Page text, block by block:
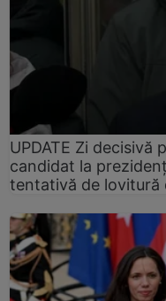
UPDATE Zi decisivă
candidat la
tentativă de lovitură